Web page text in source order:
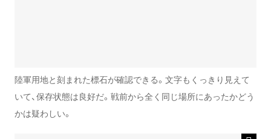
陸軍用地と刻まれた標石が確認できる。文字もくっきり見えて
いて、保存状態は良好だ。戦前から全く同じ場所にあったかどう
かは疑わしい。